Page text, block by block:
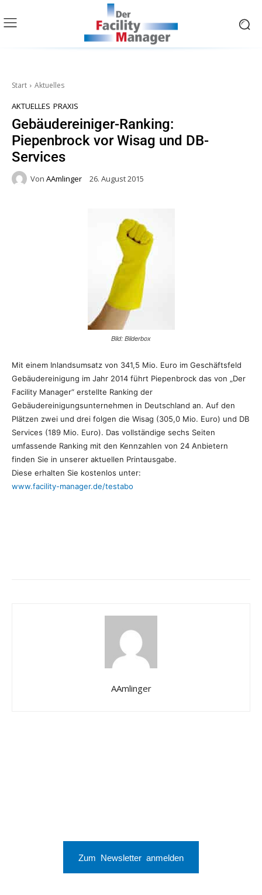
Start Aktuelles
AKTUELLES PRAXIS
Gebäudereiniger-Ranking:
Piepenbrock vor Wisag und DB-
Services
Von AAmlinger 26. August 2015
Bild: Bilderbox
Mit einem Inlandsumsatz von 341,5 Mio. Euro im Geschäftsfeld
Gebäudereinigung im Jahr 2014 führt Piepenbrock das von „Der
Facility Manager“ erstellte Ranking der
Gebäudereinigungsunternehmen in Deutschland an. Auf den
Plätzen zwei und drei folgen die Wisag (305,0 Mio. Euro) und DB
Services (189 Mio. Euro). Das vollständige sechs Seiten
umfassende Ranking mit den Kennzahlen von 24 Anbietern
finden Sie in unserer aktuellen Printausgabe.
Diese erhalten Sie kostenlos unter:
www.facility-manager.de/testabo
AAmlinger
Zum Newsletter anmelden